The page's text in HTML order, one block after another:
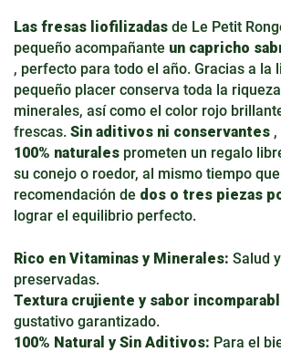
Las fresas liofilizadas de Le Petit
pequeño acompañante un capricho
, perfecto para todo el año. Gracias a la
pequeño placer conserva toda la
minerales, así como el color rojo
frescas. Sin aditivos ni conservantes
100% naturales prometen un regalo
su conejo o roedor, al mismo tiempo
recomendación de dos o tres piezas
lograr el equilibrio perfecto.
Rico en Vitaminas y Minerales: Salud
preservadas.
Textura crujiente y sabor
gustativo garantizado.
100% Natural y Sin Aditivos: Para el